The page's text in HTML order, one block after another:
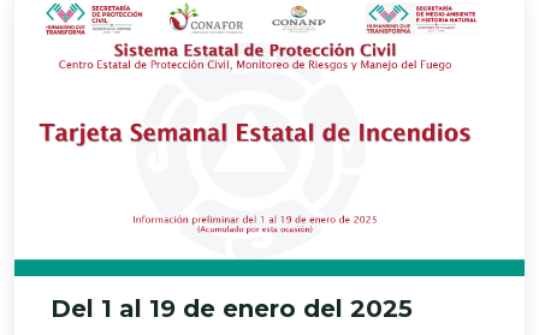
Del 1 al 19 de enero del 2025